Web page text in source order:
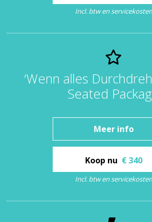
Incl. btw en servicekosten
‘Wenn alles
Seated
Meer info
Koop nu € 340
Incl. btw en servicekosten